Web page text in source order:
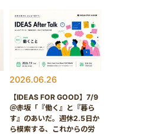
2026.06.26
【IDEAS FOR GOOD】7/9
＠赤坂「『働く』と『暮ら
す』のあいだ。週休2.5日か
ら模索する、これからの労